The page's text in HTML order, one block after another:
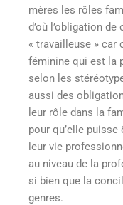
mères les rôles
d’où l’obligation
« travailleuse » car
féminine qui est la
selon les
aussi des
leur rôle dans la
pour qu’elle
leur vie
au niveau de la
si bien que la
genres.